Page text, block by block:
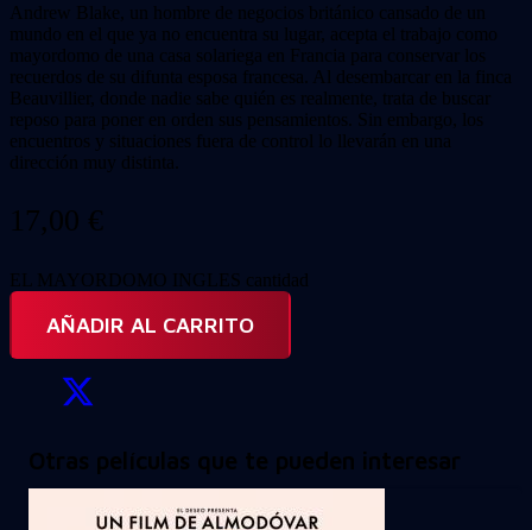
Andrew Blake, un hombre de negocios británico cansado de un
mundo en el que ya no encuentra su lugar, acepta el trabajo como
mayordomo de una casa solariega en Francia para conservar los
recuerdos de su difunta esposa francesa. Al desembarcar en la finca
Beauvillier, donde nadie sabe quién es realmente, trata de buscar
reposo para poner en orden sus pensamientos. Sin embargo, los
encuentros y situaciones fuera de control lo llevarán en una
dirección muy distinta.
17,00 €
EL MAYORDOMO INGLES cantidad
AÑADIR AL CARRITO
Otras películas que te pueden interesar